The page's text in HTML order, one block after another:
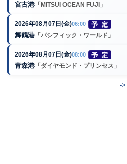
宮古港 「MITSUI OCEAN FUJI」
2026年08月07日(金)06:00
舞鶴港 「パシフィック・ワールド」
2026年08月07日(金)08:00
青森港 「ダイヤモンド・プリンセス」
-